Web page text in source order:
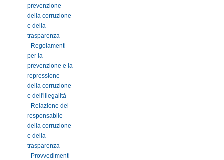
prevenzione
della corruzione
e della
trasparenza
- Regolamenti
per la
prevenzione e la
repressione
della corruzione
e dell'illegalità
- Relazione del
responsabile
della corruzione
e della
trasparenza
- Provvedimenti